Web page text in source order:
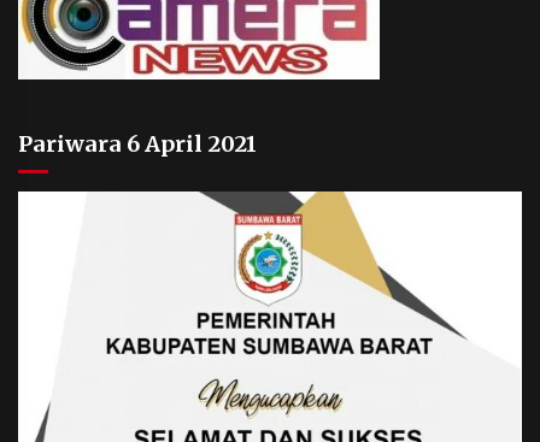
Pariwara 6 April 2021